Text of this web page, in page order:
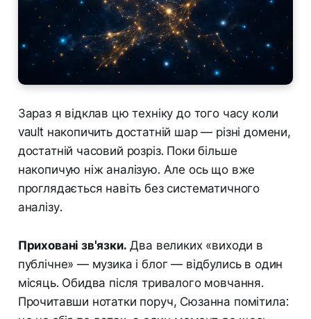
Зараз я відклав цю техніку до того часу коли
vault накопичить достатній шар — різні домени,
достатній часовий розріз. Поки більше
накопичую ніж аналізую. Але ось що вже
проглядається навіть без систематичного
аналізу.
Приховані зв'язки. Два великих «виходи в
публічне» — музика і блог — відбулись в один
місяць. Обидва після тривалого мовчання.
Прочитавши нотатки поруч, Сюзанна помітила: